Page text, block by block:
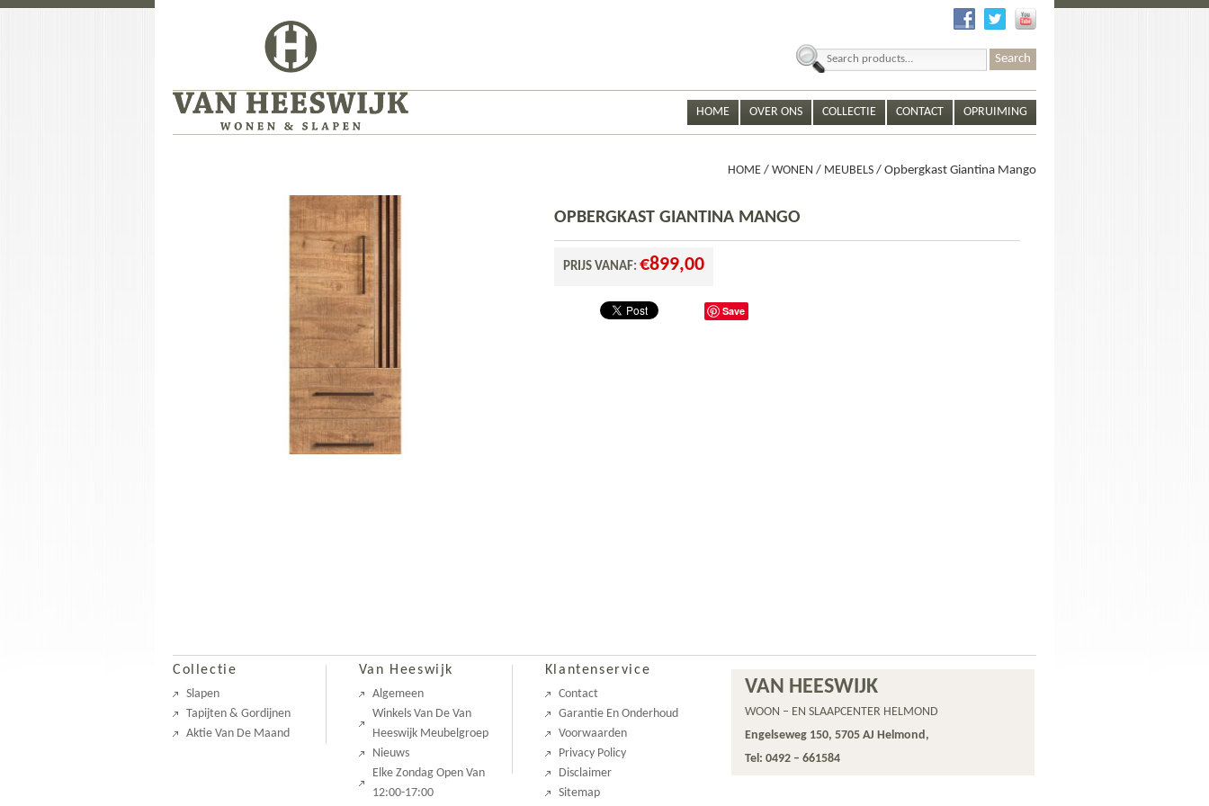
Search
HOME OVER ONS COLLECTIE CONTACT OPRUIMING
HOME / WONEN / MEUBELS / Opbergkast Giantina Mango
OPBERGKAST GIANTINA MANGO
PRIJS VANAF: €899,00
Save
Collectie
Slapen
Tapijten & Gordijnen
Aktie Van De Maand
Van Heeswijk
Algemeen
Winkels Van De Van
Heeswijk Meubelgroep
Nieuws
Elke Zondag Open Van
12:00-17:00
Klantenservice
Contact
Garantie En Onderhoud
Voorwaarden
Privacy Policy
Disclaimer
Sitemap
VAN HEESWIJK
WOON – EN SLAAPCENTER HELMOND
Engelseweg 150, 5705 AJ Helmond,
Tel: 0492 – 661584